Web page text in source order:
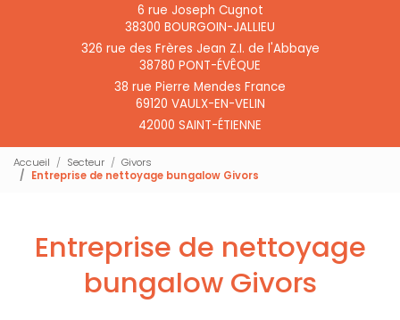
6 rue Joseph Cugnot
38300 BOURGOIN-JALLIEU
326 rue des Frères Jean Z.I. de l'Abbaye
38780 PONT-ÉVÊQUE
38 rue Pierre Mendes France
69120 VAULX-EN-VELIN
42000 SAINT-ÉTIENNE
Accueil Secteur
Givors
Entreprise de nettoyage bungalow Givors
Entreprise de nettoyage
bungalow Givors